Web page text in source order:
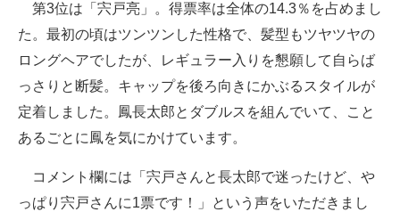
第3位は「宍戸亮」。得票率は全体の14.3％を占めまし
た。最初の頃はツンツンした性格で、髪型もツヤツヤの
ロングヘアでしたが、レギュラー入りを懇願して自らば
っさりと断髪。キャップを後ろ向きにかぶるスタイルが
定着しました。鳳長太郎とダブルスを組んでいて、こと
あるごとに鳳を気にかけています。
コメント欄には「宍戸さんと長太郎で迷ったけど、や
っぱり宍戸さんに1票です！」という声をいただきまし